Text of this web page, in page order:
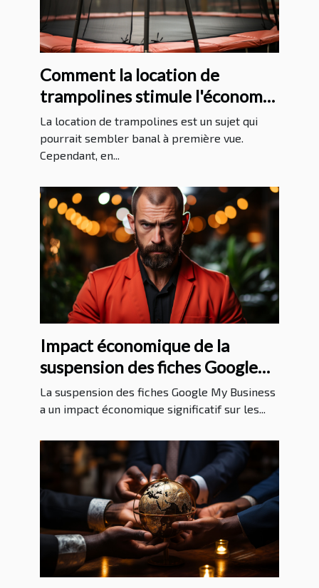
Comment la location de
trampolines stimule l'économie
locale
La location de trampolines est un sujet qui
pourrait sembler banal à première vue.
Cependant, en...
Impact économique de la
suspension des fiches Google
My Business sur les entreprises
La suspension des fiches Google My Business
a un impact économique significatif sur les...